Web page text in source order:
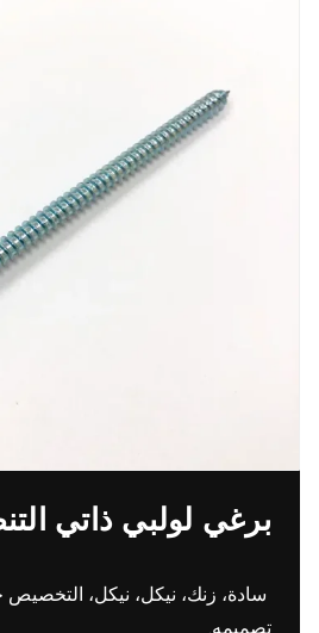
برغي لولبي ذاتي
سادة، زنك، نيكل، نيكل،
تصميمه.